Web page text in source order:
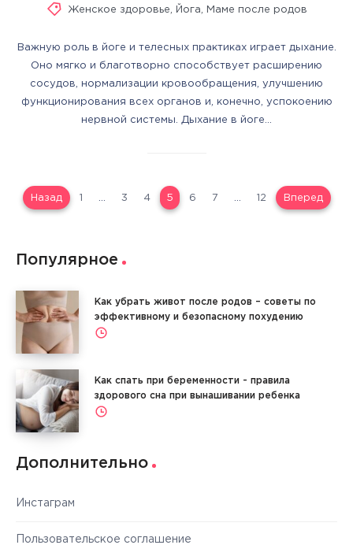
Женское здоровье Йога Маме после родов
Важную роль в йоге и телесных практиках играет дыхание.
Оно мягко и благотворно способствует расширению
сосудов, нормализации кровообращения, улучшению
функционирования всех органов и, конечно, успокоению
нервной системы. Дыхание в йоге…
Назад 1 3 4 5 6 7 12 Вперед
Популярное
Как убрать живот после родов – советы по
эффективному и безопасному похудению
Как спать при беременности - правила
здорового сна при вынашивании ребенка
Дополнительно
Инстаграм
Пользовательское соглашение